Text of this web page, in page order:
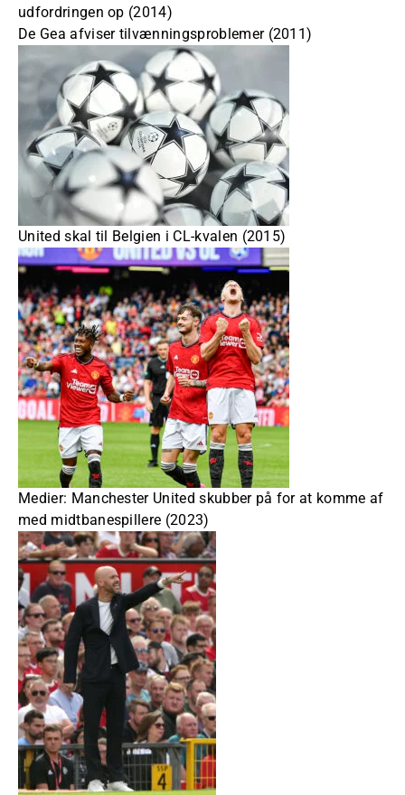
udfordringen op (2014)
De Gea afviser tilvænningsproblemer (2011)
United skal til Belgien i CL-kvalen (2015)
Medier: Manchester United skubber på for at komme af
med midtbanespillere (2023)